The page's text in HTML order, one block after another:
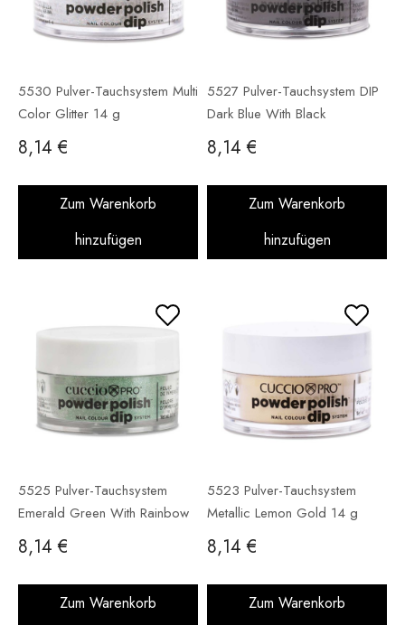
5530 Pulver-Tauchsystem Multi
Color Glitter 14 g
8,14 €
Zum Warenkorb
hinzufügen
5527 Pulver-Tauchsystem DIP
Dark Blue With Black
Undertones 14 g
8,14 €
Zum Warenkorb
hinzufügen
5525 Pulver-Tauchsystem
Emerald Green With Rainbow
Mica 14 g
8,14 €
Zum Warenkorb
5523 Pulver-Tauchsystem
Metallic Lemon Gold 14 g
8,14 €
Zum Warenkorb